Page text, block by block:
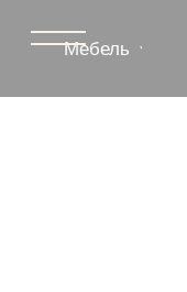
Мебель